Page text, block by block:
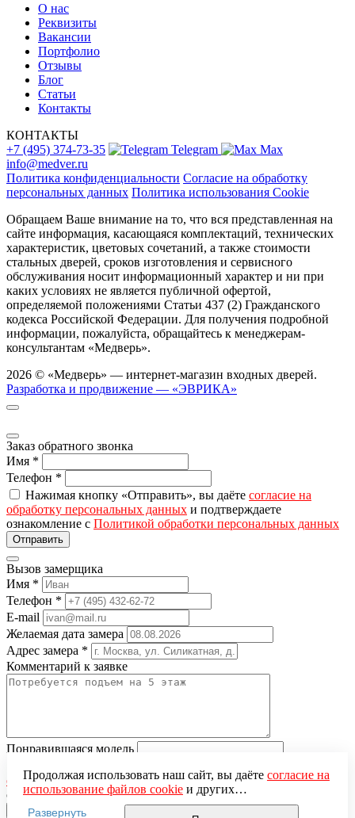
О нас
Реквизиты
Вакансии
Портфолио
Отзывы
Блог
Статьи
Контакты
КОНТАКТЫ
+7 (495) 374-73-35
Telegram
Max
info@medver.ru
Политика конфиденциальности Согласие на обработку
персональных данных Политика использования Cookie
Обращаем Ваше внимание на то, что вся представленная на
сайте информация, касающаяся комплектаций, технических
характеристик, цветовых сочетаний, а также стоимости
стальных дверей, сроков изготовления и сервисного
обслуживания носит информационный характер и ни при
каких условиях не является публичной офертой,
определяемой положениями Статьи 437 (2) Гражданского
кодекса Российской Федерации. Для получения подробной
информации, пожалуйста, обращайтесь к менеджерам-
консультантам «Медверь».
2026 © «Медверь» — интернет-магазин входных дверей.
Разработка и продвижение — «ЭВРИКА»
Заказ обратного звонка
Имя *
Телефон *
Нажимая кнопку «Отправить», вы даёте согласие на
обработку персональных данных и подтверждаете
ознакомление с Политикой обработки персональных данных
Вызов замерщика
Имя *
Телефон *
E-mail
Желаемая дата замера
Адрес замера *
Комментарий к заявке
Понравившаяся модель
обработку персональных данных и подтверждаете
ознакомление сПолитикой обработки персональных данных
Продолжая использовать наш сайт, вы даёте согласие на
использование файлов cookieи других
пользовательских данных (включая IP-адрес, сведения о
Развернуть